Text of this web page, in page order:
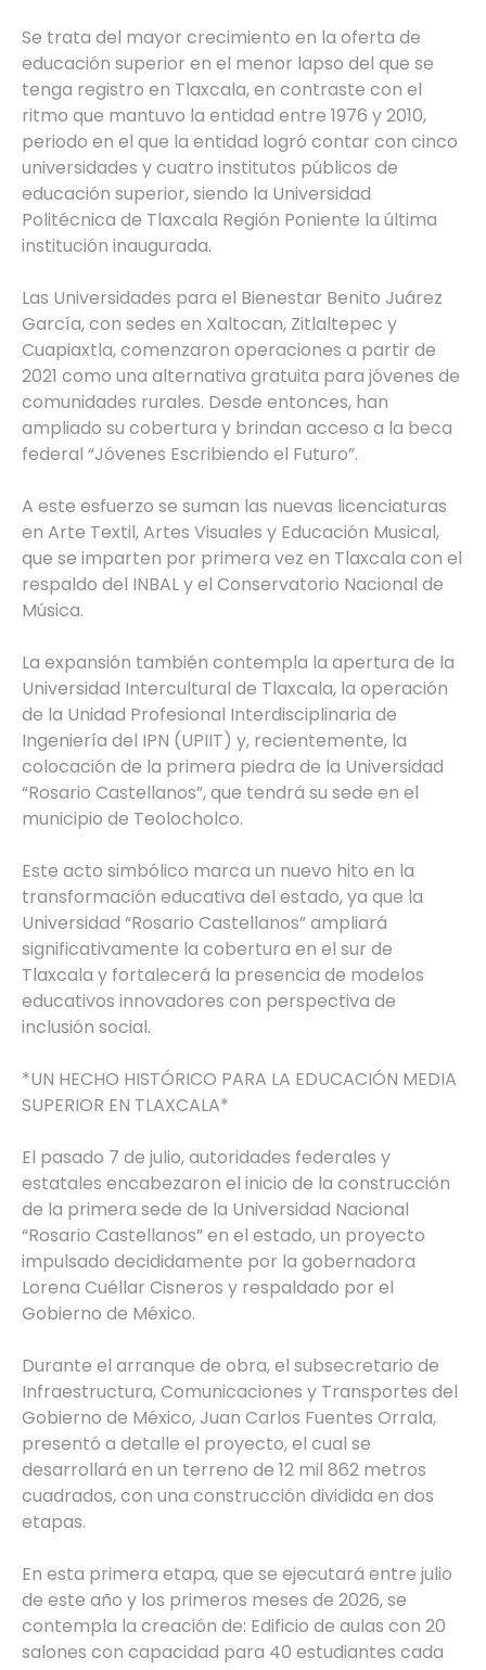
Se trata del mayor crecimiento en la oferta de
educación superior en el menor lapso del que se
tenga registro en Tlaxcala, en contraste con el
ritmo que mantuvo la entidad entre 1976 y 2010,
periodo en el que la entidad logró contar con cinco
universidades y cuatro institutos públicos de
educación superior, siendo la Universidad
Politécnica de Tlaxcala Región Poniente la última
institución inaugurada.
Las Universidades para el Bienestar Benito Juárez
García, con sedes en Xaltocan, Zitlaltepec y
Cuapiaxtla, comenzaron operaciones a partir de
2021 como una alternativa gratuita para jóvenes de
comunidades rurales. Desde entonces, han
ampliado su cobertura y brindan acceso a la beca
federal “Jóvenes Escribiendo el Futuro”.
A este esfuerzo se suman las nuevas licenciaturas
en Arte Textil, Artes Visuales y Educación Musical,
que se imparten por primera vez en Tlaxcala con el
respaldo del INBAL y el Conservatorio Nacional de
Música.
La expansión también contempla la apertura de la
Universidad Intercultural de Tlaxcala, la operación
de la Unidad Profesional Interdisciplinaria de
Ingeniería del IPN (UPIIT) y, recientemente, la
colocación de la primera piedra de la Universidad
“Rosario Castellanos”, que tendrá su sede en el
municipio de Teolocholco.
Este acto simbólico marca un nuevo hito en la
transformación educativa del estado, ya que la
Universidad “Rosario Castellanos” ampliará
significativamente la cobertura en el sur de
Tlaxcala y fortalecerá la presencia de modelos
educativos innovadores con perspectiva de
inclusión social.
*UN HECHO HISTÓRICO PARA LA EDUCACIÓN MEDIA
SUPERIOR EN TLAXCALA*
El pasado 7 de julio, autoridades federales y
estatales encabezaron el inicio de la construcción
de la primera sede de la Universidad Nacional
“Rosario Castellanos” en el estado, un proyecto
impulsado decididamente por la gobernadora
Lorena Cuéllar Cisneros y respaldado por el
Gobierno de México.
Durante el arranque de obra, el subsecretario de
Infraestructura, Comunicaciones y Transportes del
Gobierno de México, Juan Carlos Fuentes Orrala,
presentó a detalle el proyecto, el cual se
desarrollará en un terreno de 12 mil 862 metros
cuadrados, con una construcción dividida en dos
etapas.
En esta primera etapa, que se ejecutará entre julio
de este año y los primeros meses de 2026, se
contempla la creación de: Edificio de aulas con 20
salones con capacidad para 40 estudiantes cada